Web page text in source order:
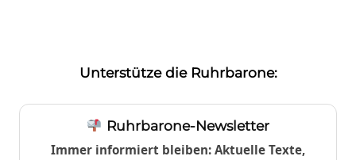
Unterstütze die Ruhrbarone:
Ruhrbarone-Newsletter
Immer informiert bleiben: Aktuelle Texte,